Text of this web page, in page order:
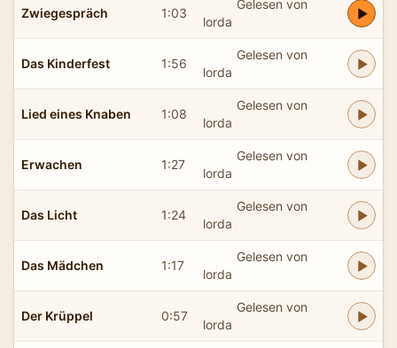
Zwiegespräch 1:03
Gelesen von
lorda
Das Kinderfest 1:56
Gelesen von
lorda
Lied eines Knaben 1:08
Gelesen von
lorda
Erwachen 1:27
Gelesen von
lorda
Das Licht 1:24
Gelesen von
lorda
Das Mädchen 1:17
Gelesen von
lorda
Der Krüppel 0:57
Gelesen von
lorda